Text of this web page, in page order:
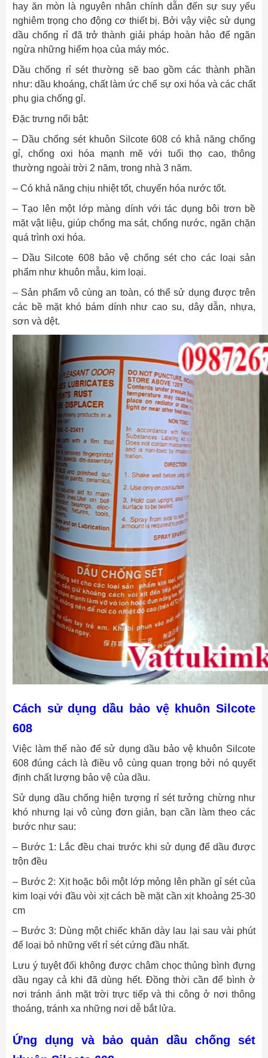
hay ăn mòn là nguyên nhân chính dẫn đến sự suy yếu
nghiêm trọng cho động cơ thiết bị. Bởi vậy việc sử dụng
dầu chống rỉ đã trở thành giải pháp hoàn hảo để ngăn
ngừa những hiểm họa của máy móc.
Dầu chống rỉ sét thường sẽ bao gồm các thành phần
như: dầu khoáng, chất làm ức chế sự oxi hóa và các chất
phụ gia chống gỉ.
Đặc trưng nổi bật:
– Dầu chống sét khuôn Silcote 608có khả năng chống
gỉ, chống oxi hóa mạnh mẽ với tuổi thọ cao, thông
thường ngoài trời 2 năm, trong nhà 3 năm.
– Có khả năng chịu nhiệt tốt, chuyển hóa nước tốt.
– Tạo lên một lớp màng dính với tác dụng bôi trơn bề
mặt vật liệu, giúp chống ma sát, chống nước, ngăn chặn
quá trình oxi hóa.
– Dầu Silcote 608bảo vệ chống sét cho các loại sản
phẩm như khuôn mẫu, kim loại.
– Sản phẩm vô cùng an toàn, có thể sử dụng được trên
các bề mặt khó bám dính như cao su, dây dẫn, nhựa,
sơn và dệt.
Cách sử dụng dầu bảo vệ khuôn Silcote
608
Việc làm thế nào để sử dụngdầu bảo vệ khuôn Silcote
608 đúng cách là điều vô cùng quan trọng bởi nó quyết
định chất lượng bảo vệ của dầu.
Sử dụng dầu chống hiện tượng rỉ sét tưởng chừng như
khó nhưng lại vô cùng đơn giản, bạn cần làm theo các
bước như sau:
– Bước 1: Lắc đều chai trước khi sử dụng để dầu được
trộn đều
– Bước 2: Xịt hoặc bôi một lớp mỏng lên phần gỉ sét của
kim loại với đầu vòi xịt cách bề mặt cần xịt khoảng 25-30
cm
– Bước 3: Dùng một chiếc khăn dày lau lại sau vài phút
để loại bỏ những vết rỉ sét cứng đầu nhất.
Lưu ý tuyệt đối không được châm chọc thủng bình đựng
dầu ngay cả khi đã dùng hết. Đồng thời cần để bình ở
nơi tránh ánh mặt trời trực tiếp và thi công ở nơi thông
thoáng, tránh xa những nơi dễ bắt lửa.
Ứng dụng và bảo quản dầu chống sét